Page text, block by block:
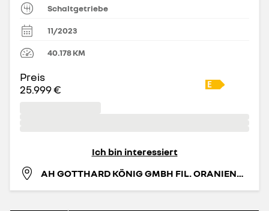
Schaltgetriebe
11/2023
40.178KM
Preis
25.999 €
Ich bin interessiert
AH GOTTHARD KÖNIG GMBH FIL. ORANIENBURG